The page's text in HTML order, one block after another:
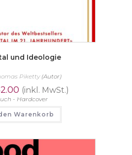
und Ideologie
Piketty(Autor)
(inkl. MwSt.)
- Hardcover
Warenkorb